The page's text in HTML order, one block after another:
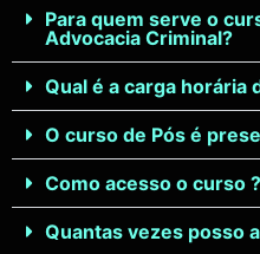
CONDIÇÕES
DO CURSO DE PRÁTICA
crédito ou no boleto
Adiante esse slide e
Para quem serve o
Advocacia Criminal?
Qual é a carga horária
O curso de Pós é
Como acesso o curso ?
Quantas vezes posso